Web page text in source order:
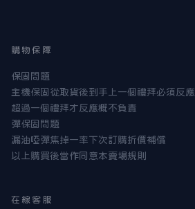
購物保障
保固問題
主機保固從取貨後到手上一個禮拜必須反應
超過一個禮拜才反應概不負責
彈保固問題
漏油啞彈焦掉一率下次訂購折價補償
以上購買後當作同意本賣場規則
在線客服